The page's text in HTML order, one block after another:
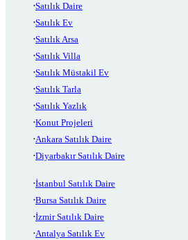
Satılık Daire
Satılık Ev
Satılık Arsa
Satılık Villa
Satılık Müstakil Ev
Satılık Tarla
Satılık Yazlık
Konut Projeleri
Ankara Satılık Daire
Diyarbakır Satılık Daire
İstanbul Satılık Daire
Bursa Satılık Daire
İzmir Satılık Daire
Antalya Satılık Ev